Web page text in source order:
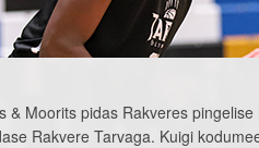
& Moorits pidas Rakveres
Rakvere Tarvaga. Kuigi